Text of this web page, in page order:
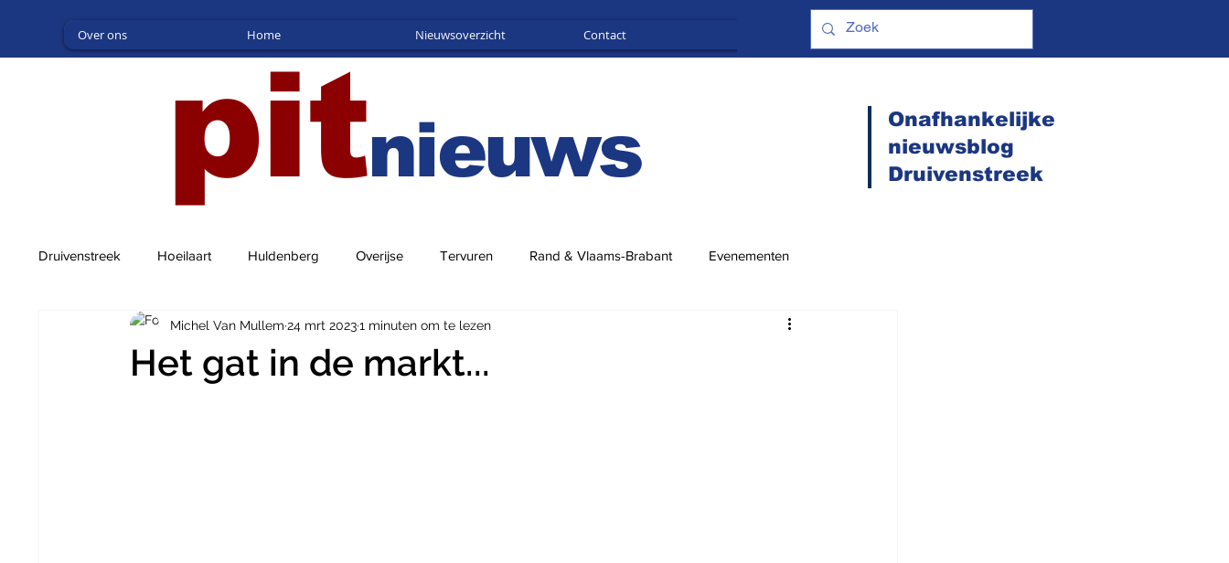
Over ons Home Nieuwsoverzicht Contact
pitnieuws
Onafhankelijke
nieuwsblog
Druivenstreek
Druivenstreek Hoeilaart Huldenberg Overijse Tervuren Rand & Vlaams-Brabant Evenementen
Het gat in de markt...
Michel Van Mullem 24 mrt 20231 minuten om te lezen